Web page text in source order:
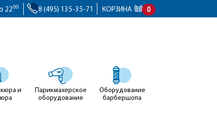
2200 8 (495) 135-35-71 КОРЗИНА 0
и
Парикмахерское
оборудование
Оборудование
барбершопа